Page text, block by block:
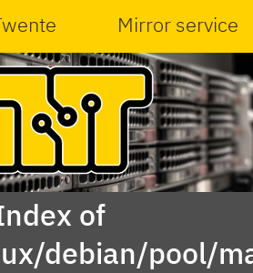
Mirror service
of
debian/pool/